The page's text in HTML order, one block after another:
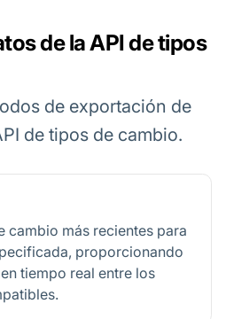
de la API de tipos
de exportación de
de tipos de cambio.
cambio más recientes para
proporcionando
tiempo real entre los